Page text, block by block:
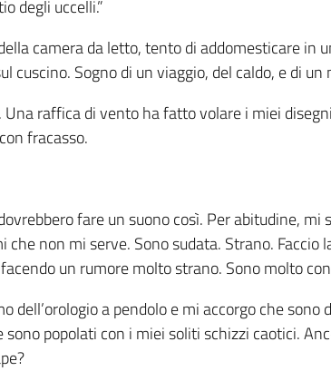
degli uccelli.”
camera da letto, tento di addomesticare in
cuscino. Sogno di un viaggio, del caldo, e di un
Una raffica di vento ha fatto volare i miei
fracasso.
fare un suono così. Per abitudine, mi
che non mi serve. Sono sudata. Strano. Faccio
un rumore molto strano. Sono molto
dell’orologio a pendolo e mi accorgo che sono
sono popolati con i miei soliti schizzi caotici.